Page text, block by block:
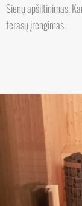
Sienų apšiltinimas.
terasų įrengimas.